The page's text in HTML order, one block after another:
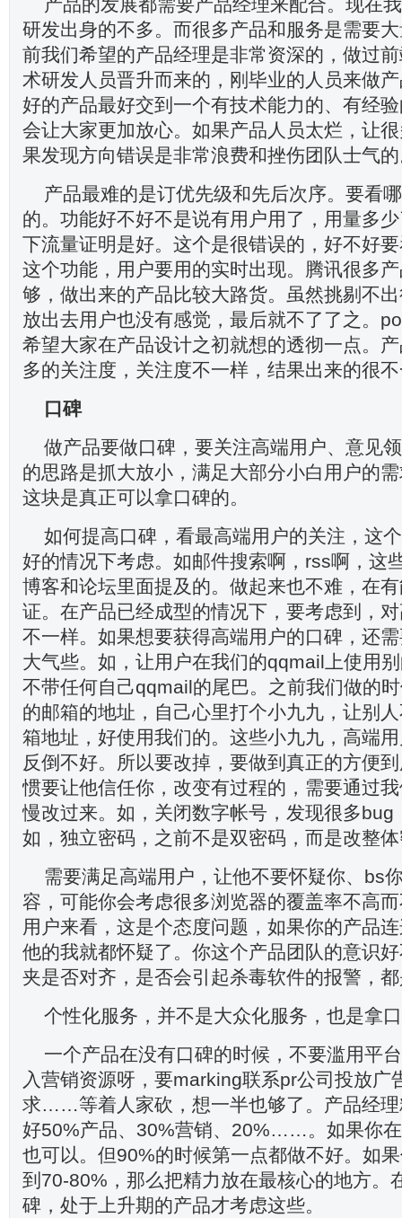
研发出身的不多。而很多产品和服务是需要
前我们希望的产品经理是非常资深的，做过
术研发人员晋升而来的，刚毕业的人员来做
好的产品最好交到一个有技术能力的、有经
会让大家更加放心。如果产品人员太烂，让
果发现方向错误是非常浪费和挫伤团队士气
产品最难的是订优先级和先后次序。要看
的。功能好不好不是说有用户用了，用量多
下流量证明是好。这个是很错误的，好不好
这个功能，用户要用的实时出现。腾讯很多
够，做出来的产品比较大路货。虽然挑剔不
放出去用户也没有感觉，最后就不了了之。
希望大家在产品设计之初就想的透彻一点。
多的关注度，关注度不一样，结果出来的很
口碑
做产品要做口碑，要关注高端用户、意见
的思路是抓大放小，满足大部分小白用户的
这块是真正可以拿口碑的。
如何提高口碑，看最高端用户的关注，这
好的情况下考虑。如邮件搜索啊，rss啊，这
博客和论坛里面提及的。做起来也不难，在
证。在产品已经成型的情况下，要考虑到，
不一样。如果想要获得高端用户的口碑，还
大气些。如，让用户在我们的qqmail上使用
不带任何自己qqmail的尾巴。之前我们做的
的邮箱的地址，自己心里打个小九九，让别
箱地址，好使用我们的。这些小九九，高端
反倒不好。所以要改掉，要做到真正的方便
惯要让他信任你，改变有过程的，需要通过
慢改过来。如，关闭数字帐号，发现很多bug
如，独立密码，之前不是双密码，而是改整
需要满足高端用户，让他不要怀疑你、bs
容，可能你会考虑很多浏览器的覆盖率不高
用户来看，这是个态度问题，如果你的产品
他的我就都怀疑了。你这个产品团队的意识
夹是否对齐，是否会引起杀毒软件的报警，
个性化服务，并不是大众化服务，也是拿
一个产品在没有口碑的时候，不要滥用平
入营销资源呀，要marking联系pr公司投放广
求……等着人家砍，想一半也够了。产品经理
好50%产品、30%营销、20%……。如果你
也可以。但90%的时候第一点都做不好。如
到70-80%，那么把精力放在最核心的地方。
碑，处于上升期的产品才考虑这些。